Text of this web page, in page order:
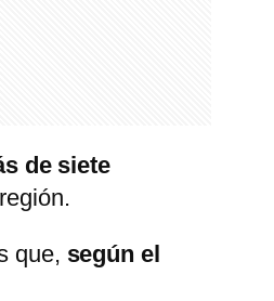
de siete
que, según el